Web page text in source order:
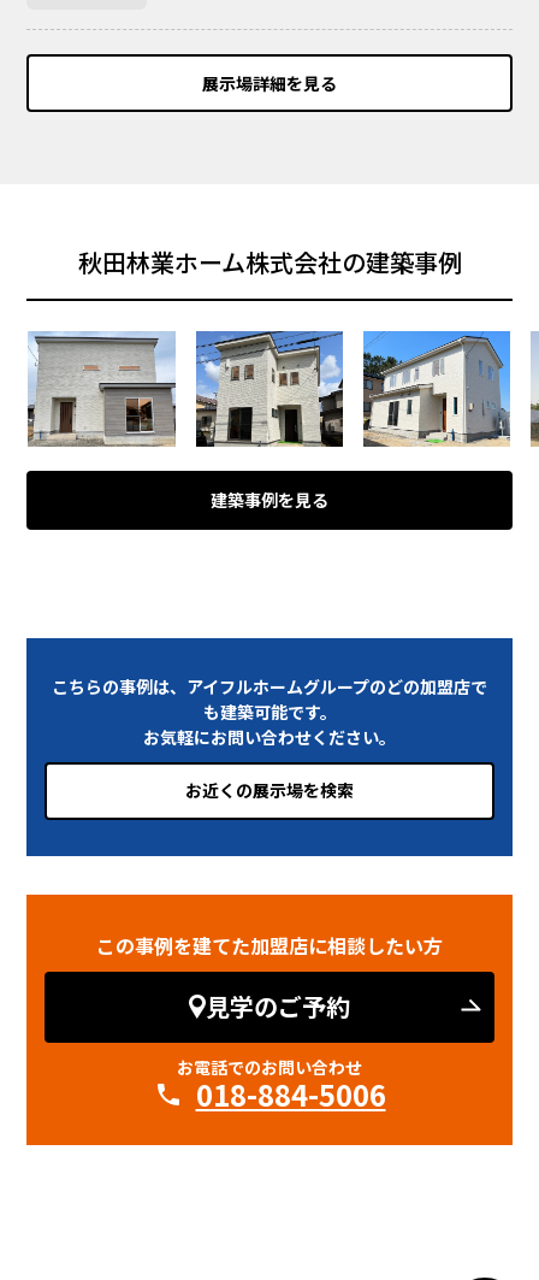
展示場詳細を見る
秋田林業ホーム株式会社の建築事例
建築事例を見る
こちらの事例は、アイフルホームグループのどの加盟店で
も建築可能です。
お気軽にお問い合わせください。
お近くの展示場を検索
この事例を建てた加盟店に相談したい方
見学のご予約
お電話でのお問い合わせ
018-884-5006